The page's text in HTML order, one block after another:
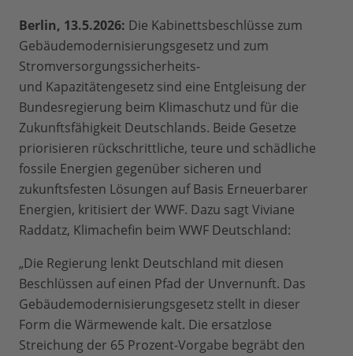
Berlin, 13.5.2026: Die Kabinettsbeschlüsse zum
Gebäudemodernisierungsgesetz und zum
Stromversorgungssicherheits-
und Kapazitätengesetz sind eine Entgleisung der
Bundesregierung beim Klimaschutz und für die
Zukunftsfähigkeit Deutschlands. Beide Gesetze
priorisieren rückschrittliche, teure und schädliche
fossile Energien gegenüber sicheren und
zukunftsfesten Lösungen auf Basis Erneuerbarer
Energien, kritisiert der WWF. Dazu sagt Viviane
Raddatz, Klimachefin beim WWF Deutschland:
„Die Regierung lenkt Deutschland mit diesen
Beschlüssen auf einen Pfad der Unvernunft. Das
Gebäudemodernisierungsgesetz stellt in dieser
Form die Wärmewende kalt. Die ersatzlose
Streichung der 65 Prozent-Vorgabe begräbt den